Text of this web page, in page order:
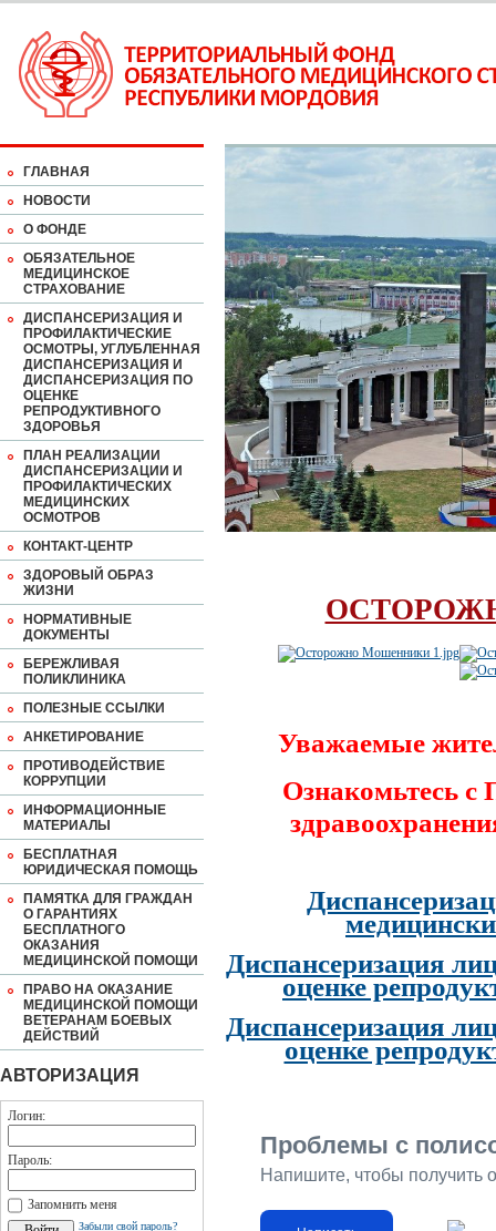
ГЛАВНАЯ
НОВОСТИ
О ФОНДЕ
ОБЯЗАТЕЛЬНОЕ
МЕДИЦИНСКОЕ
СТРАХОВАНИЕ
ДИСПАНСЕРИЗАЦИЯ И
ПРОФИЛАКТИЧЕСКИЕ
ОСМОТРЫ, УГЛУБЛЕННАЯ
ДИСПАНСЕРИЗАЦИЯ И
ДИСПАНСЕРИЗАЦИЯ ПО
ОЦЕНКЕ
РЕПРОДУКТИВНОГО
ЗДОРОВЬЯ
ПЛАН РЕАЛИЗАЦИИ
ДИСПАНСЕРИЗАЦИИ И
ПРОФИЛАКТИЧЕСКИХ
МЕДИЦИНСКИХ
ОСМОТРОВ
КОНТАКТ-ЦЕНТР
ЗДОРОВЫЙ ОБРАЗ
ЖИЗНИ
НОРМАТИВНЫЕ
ДОКУМЕНТЫ
БЕРЕЖЛИВАЯ
ПОЛИКЛИНИКА
ПОЛЕЗНЫЕ ССЫЛКИ
АНКЕТИРОВАНИЕ
ПРОТИВОДЕЙСТВИЕ
КОРРУПЦИИ
ИНФОРМАЦИОННЫЕ
МАТЕРИАЛЫ
БЕСПЛАТНАЯ
ЮРИДИЧЕСКАЯ ПОМОЩЬ
ПАМЯТКА ДЛЯ ГРАЖДАН
О ГАРАНТИЯХ
БЕСПЛАТНОГО
ОКАЗАНИЯ
МЕДИЦИНСКОЙ ПОМОЩИ
ПРАВО НА ОКАЗАНИЕ
МЕДИЦИНСКОЙ ПОМОЩИ
ВЕТЕРАНАМ БОЕВЫХ
ДЕЙСТВИЙ
АВТОРИЗАЦИЯ
Логин:
Пароль:
Запомнить меня
Забыли свой пароль?
Уважаемые
Ознакомьтесь
Диспансеризация
оценке
Диспансеризация
оценке
Проблемы с
Напишите, чтобы получить